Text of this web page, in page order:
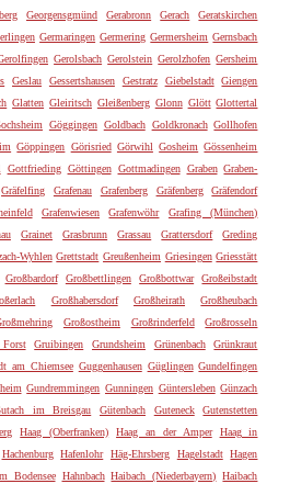
Georgensgmünd Gerabronn Gerach
Geratskirchen
Germaringen Germering Germersheim Gernsbach
Gerolsbach Gerolstein Gerolzhofen Gersheim
Geslau Gessertshausen Gestratz Giebelstadt
Giengen
Glatten Gleiritsch Gleißenberg Glonn Glött Glottertal
Göggingen Goldbach Goldkronach Gollhofen
Göppingen Görisried Görwihl Gosheim Gössenheim
Gottfrieding Göttingen Gottmadingen Graben Graben-
Gräfelfing Grafenau Grafenberg Gräfenberg
Gräfendorf
Grafenwiesen Grafenwöhr
Grafing (München)
Grainet Grasbrunn Grassau Grattersdorf
Greding
Wyhlen Grettstadt Greußenheim Griesingen Griesstätt
Großbardorf Großbettlingen Großbottwar
Großeibstadt
Großhabersdorf Großheirath
Großheubach
Großostheim Großrinderfeld
Großrosseln
Gruibingen Grundsheim Grünenbach
Grünkraut
am Chiemsee Guggenhausen Güglingen Gundelfingen
Gundremmingen Gunningen Güntersleben Günzach
im Breisgau Gütenbach Guteneck
Gutenstetten
Haag (Oberfranken) Haag an der Amper
Haag in
Hachenburg Hafenlohr Häg-Ehrsberg Hagelstadt
Hagen
Bodensee Hahnbach Haibach (Niederbayern) Haibach